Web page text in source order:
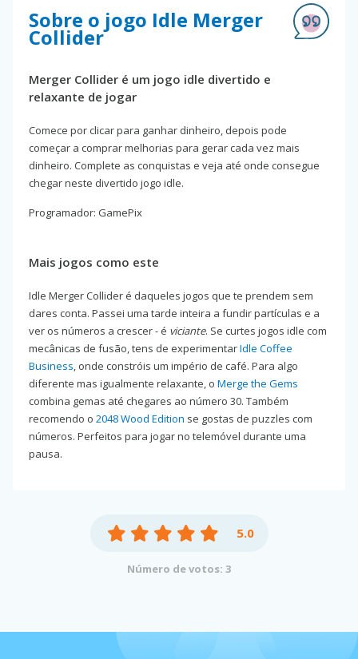
Sobre o jogo Idle Merger
Collider
Merger Collider é um jogo idle divertido e
relaxante de jogar
Comece por clicar para ganhar dinheiro, depois pode
começar a comprar melhorias para gerar cada vez mais
dinheiro. Complete as conquistas e veja até onde consegue
chegar neste divertido jogo idle.
Programador: GamePix
Mais jogos como este
Idle Merger Collider é daqueles jogos que te prendem sem
dares conta. Passei uma tarde inteira a fundir partículas e a
ver os números a crescer - é viciante. Se curtes jogos idle com
mecânicas de fusão, tens de experimentarIdle Coffee
Business, onde constróis um império de café. Para algo
diferente mas igualmente relaxante, o Merge the Gems
combina gemas até chegares ao número 30. Também
recomendo o 2048 Wood Edition se gostas de puzzles com
números. Perfeitos para jogar no telemóvel durante uma
pausa.
5.0
Número de votos: 3